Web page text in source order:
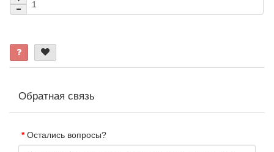
Обратная связь
Остались вопросы?